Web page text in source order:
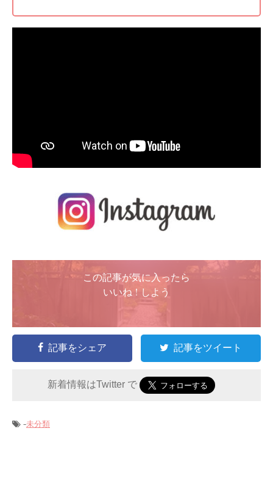
この記事が気に入ったら
いいね ! しよう
記事をシェア 記事をツイート
新着情報はTwitter で
-未分類